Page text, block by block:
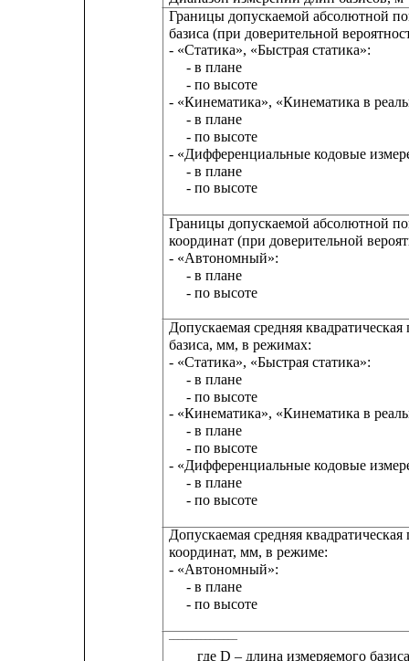
Границы допускаемой абсолютной
базиса (при доверительной
- «Статика», «Быстрая статика»:
- в плане
- по высоте
- «Кинематика», «Кинематика в
- в плане
- по высоте
- «Дифференциальные кодовые
- в плане
- по высоте
Границы допускаемой абсолютной
координат (при доверительной
- «Автономный»:
- в плане
- по высоте
Допускаемая средняя
базиса, мм, в режимах:
- «Статика», «Быстрая статика»:
- в плане
- по высоте
- «Кинематика», «Кинематика в
- в плане
- по высоте
- «Дифференциальные кодовые
- в плане
- по высоте
Допускаемая средняя
координат, мм, в режиме:
- «Автономный»:
- в плане
- по высоте
_______________
где D – длина измеряемого